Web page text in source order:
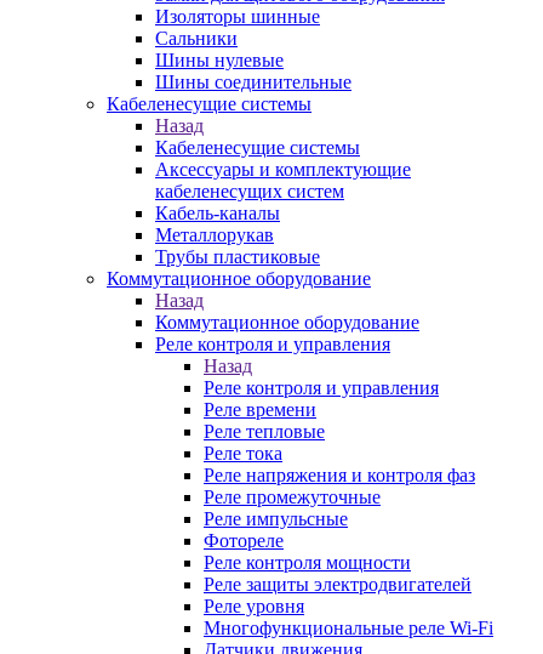
Изоляторы шинные
Сальники
Шины нулевые
Шины соединительные
Кабеленесущие системы
Назад
Кабеленесущие системы
Аксессуары и комплектующие
кабеленесущих систем
Кабель-каналы
Металлорукав
Трубы пластиковые
Коммутационное оборудование
Назад
Коммутационное оборудование
Реле контроля и управления
Назад
Реле контроля и управления
Реле времени
Реле тепловые
Реле тока
Реле напряжения и контроля фаз
Реле промежуточные
Реле импульсные
Фотореле
Реле контроля мощности
Реле защиты электродвигателей
Реле уровня
Многофункциональные реле Wi-Fi
Датчики движения